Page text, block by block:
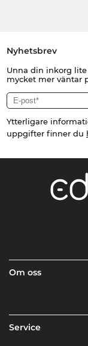
Nyhetsbrev
Unna din inkorg lite
mycket mer väntar
Ytterligare
uppgifter finner du
Om oss
Service